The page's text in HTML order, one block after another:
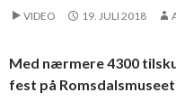
VIDEO 19. JULI 2018
Med nærmere 4300
fest på Romsdalsmuseet